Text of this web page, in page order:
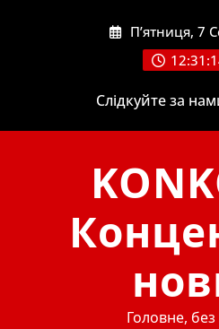
П’ятниця, 7
Слідкуйте за
Головне,